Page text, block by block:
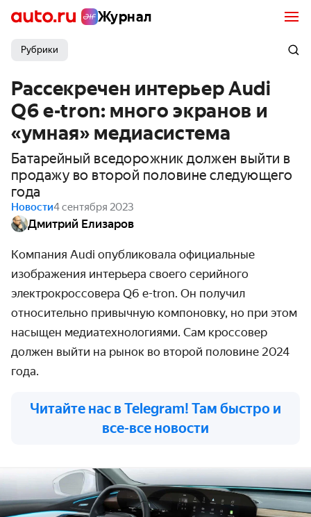
Журнал
Рубрики
Рассекречен интерьер Audi
Q6 e-tron: много экранов и
«умная» медиасистема
Батарейный вседорожник должен выйти в
продажу во второй половине следующего
года
Новости4 сентября 2023
Дмитрий Елизаров
Компания Audi опубликовала официальные
изображения интерьера своего серийного
электрокроссовера Q6 e-tron. Он получил
относительно привычную компоновку, но при этом
насыщен медиатехнологиями. Сам кроссовер
должен выйти на рынок во второй половине 2024
года.
Читайте нас в Telegram! Там быстро и
все-все новости